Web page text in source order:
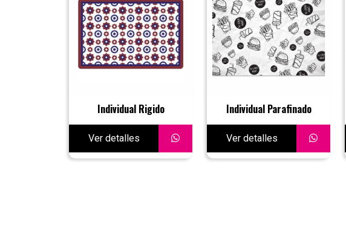
Individual Rigido
Ver detalles
Individual Parafinado
Ver detalles